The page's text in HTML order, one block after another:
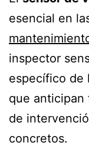
esencial en
inspector
específico de
que anticipan
de
concretos.